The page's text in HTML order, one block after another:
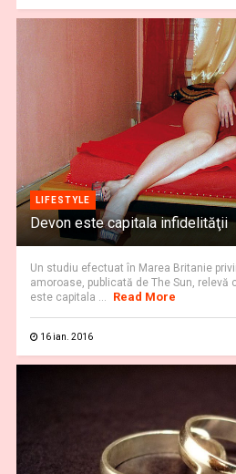
LIFESTYLE
Devon este capitala infidelităţii
Un studiu efectuat în Marea Britanie
amoroase, publicată de The Sun, relevă
este capitala ...
Read More
16 ian. 2016